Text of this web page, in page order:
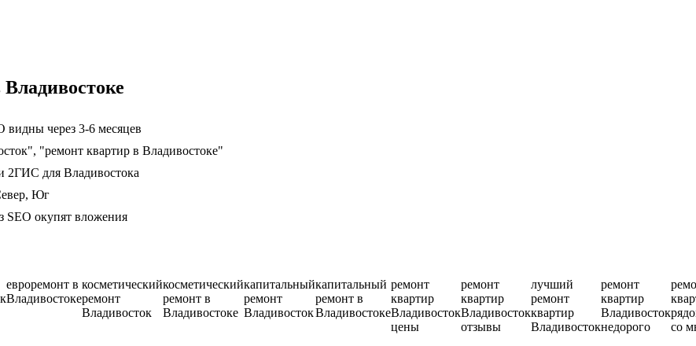
видны через 3-6 месяцев
"ремонт квартир в Владивостоке"
2ГИС для Владивостока
Юг
SEO окупят вложения
евроремонт в
Владивостоке
косметический
ремонт
Владивосток
косметический
ремонт в
Владивостоке
капитальный
ремонт
Владивосток
капитальный
ремонт в
Владивостоке
ремонт
квартир
Владивосток
цены
ремонт
квартир
Владивосток
отзывы
лучший
ремонт
квартир
Владивосток
ремонт
квартир
Владивосток
недорого
со